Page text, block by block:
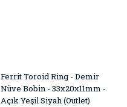
Ferrit Toroid Ring - Demir
Nüve Bobin - 33x20x11mm -
Açık Yeşil Siyah (Outlet)